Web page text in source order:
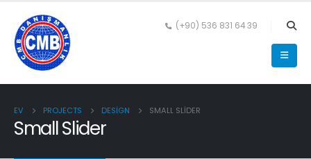
(+90) 536 831 64 39
EV PROJECTS DESIGN SMALL SLIDER
Small Slider